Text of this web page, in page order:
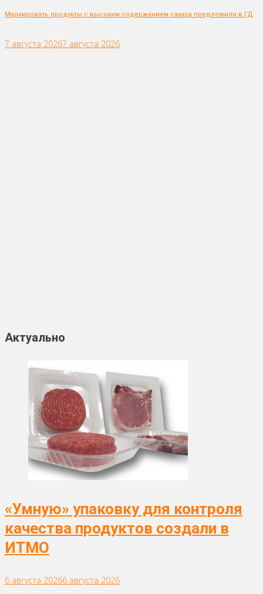
Маркировать продукты с высоким содержанием сахара предложили в ГД
7 августа 20267 августа 2026
Актуально
«Умную» упаковку для контроля
качества продуктов создали в
ИТМО
6 августа 20266 августа 2026